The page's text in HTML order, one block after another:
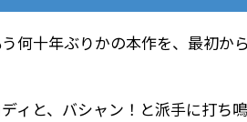
何十年ぶりかの本作を、最初か
ィと、バシャン！と派手に打ち